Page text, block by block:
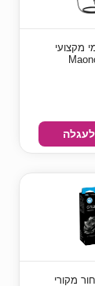
מקצועי
מקורי